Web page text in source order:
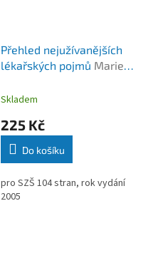
Přehled nejužívanějších
lékařských pojmů Marie
Skladem
225 Kč
Do košíku
pro SZŠ 104 stran, rok vydání
2005